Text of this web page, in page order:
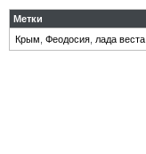
Метки
Крым Феодосия лада веста